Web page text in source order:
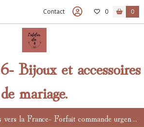
Contact 0 0
Bijoux et accessoires
de mariage.
Livraison sous 15 jours vers la France- Forfait commande urgente en supplément.